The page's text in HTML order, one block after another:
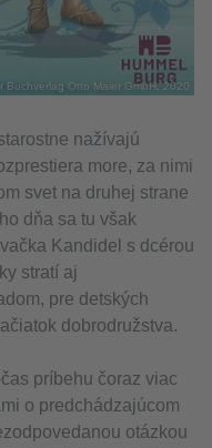
Buchverlag Otto Maier GmbH, 2020
nažívajú
more, za nimi
svet na druhej strane
dňa sa tu však
Kandidel s dcérou
stratí aj
pre detských
dobrodružstva.
príbehu čoraz viac
o predchádzajúcom
otázkou